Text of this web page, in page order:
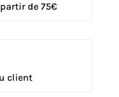
de 75€
client